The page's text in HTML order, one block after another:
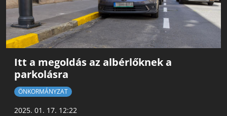
Itt a megoldás az albérlőknek a
parkolásra
ÖNKORMÁNYZAT
2025. 01. 17. 12:22